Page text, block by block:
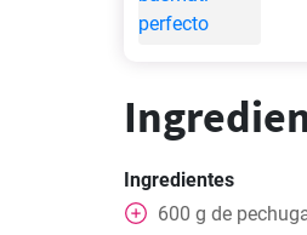
Ingredientes
600 g de